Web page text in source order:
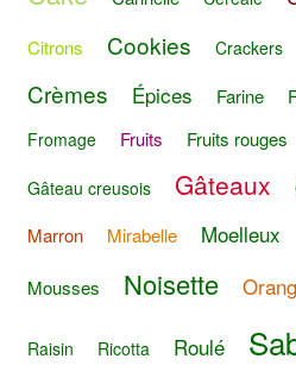
Citrons Cookies Crackers
Crèmes Épices Farine
Fromage Fruits Fruits rouges
Gâteau creusois Gâteaux
Marron
Mirabelle Moelleux
Mousses Noisette
Raisin Ricotta Roulé